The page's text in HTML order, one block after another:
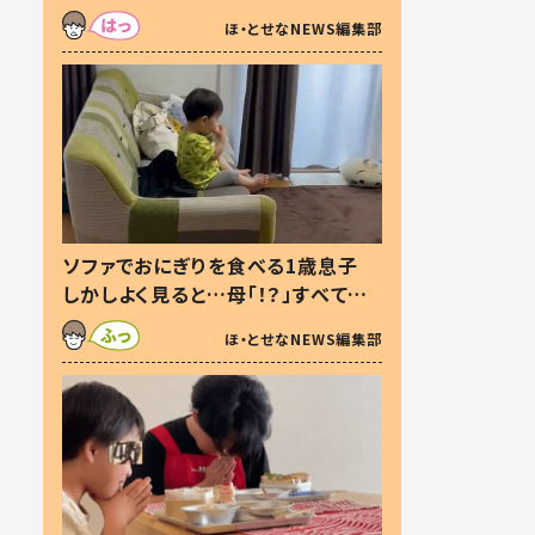
た本音とは
ほ・とせなNEWS編集部
ソファでおにぎりを食べる1歳息子
しかしよく見ると…母「！？」すべてを
察した母の投稿に「可愛いから許
す！」「現行犯〜」
ほ・とせなNEWS編集部